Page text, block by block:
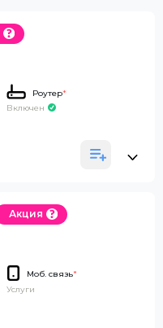
Роутер*
Включен
Акция
Моб. связь*
Услуги